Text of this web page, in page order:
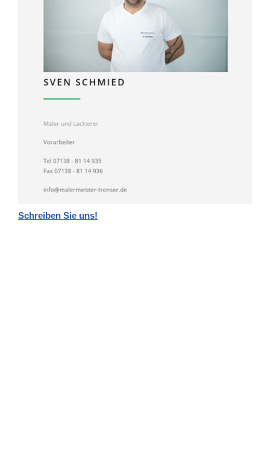
Schreiben Sie uns!